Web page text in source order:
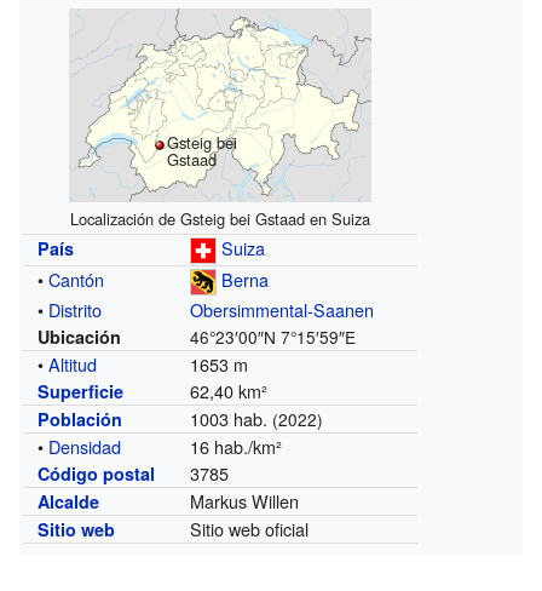
Gsteig bei
Gstaad
Localización de Gsteig bei Gstaad en Suiza
País
Suiza
•Cantón
Berna
• Distrito Obersimmental-Saanen
Ubicación 46°23′00″N 7°15′59″E
•Altitud 1653 m
Superficie 62,40 km²
Población 1003 hab. (2022)
• Densidad 16 hab./km²
Código postal 3785
Alcalde Markus Willen
Sitio web Sitio web oficial